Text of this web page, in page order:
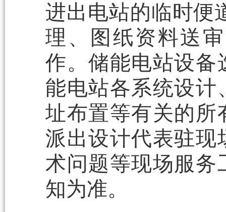
进出电站的临时便
理、图纸资料送
作。储能电站设备
能电站各系统设计
址布置等有关的所
派出设计代表驻现
术问题等现场服务
知为准。